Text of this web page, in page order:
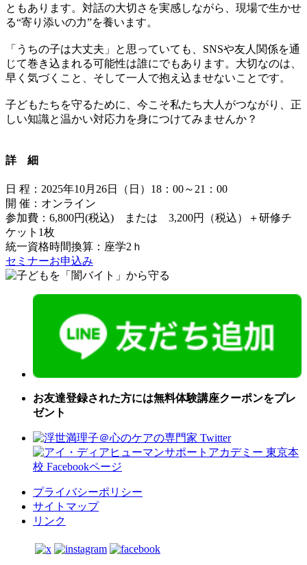
ともあります。対話の大切さを実感しながら、現場で生かせ
る“寄り添いの力”を養います。
「うちの子は大丈夫」と思っていても、SNSや友人関係を通
じて巻き込まれる可能性は誰にでもあります。大切なのは、
早く気づくこと、そして一人で抱え込ませないことです。
子どもたちを守るために、今こそ私たち大人がつながり、正
しい知識と温かい対応力を身につけてみませんか？
詳 細
日 程：2025年10月26日（日）18：00～21：00
開 催：オンライン
参加費：6,800円(税込) または 3,200円（税込）＋研修チ
ケット1枚
統一資格時間換算：座学2ｈ
セミナーお申込み
お友達登録された方には無料体験講座クーポンをプレ
ゼント
プライバシーポリシー
サイトマップ
リンク